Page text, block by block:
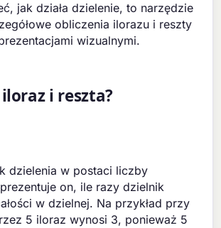
jak działa dzielenie, to narzędzie
obliczenia ilorazu i reszty
wizualnymi.
i reszta?
dzielenia w postaci liczby
on, ile razy dzielnik
w dzielnej. Na przykład przy
5 iloraz wynosi 3, ponieważ 5